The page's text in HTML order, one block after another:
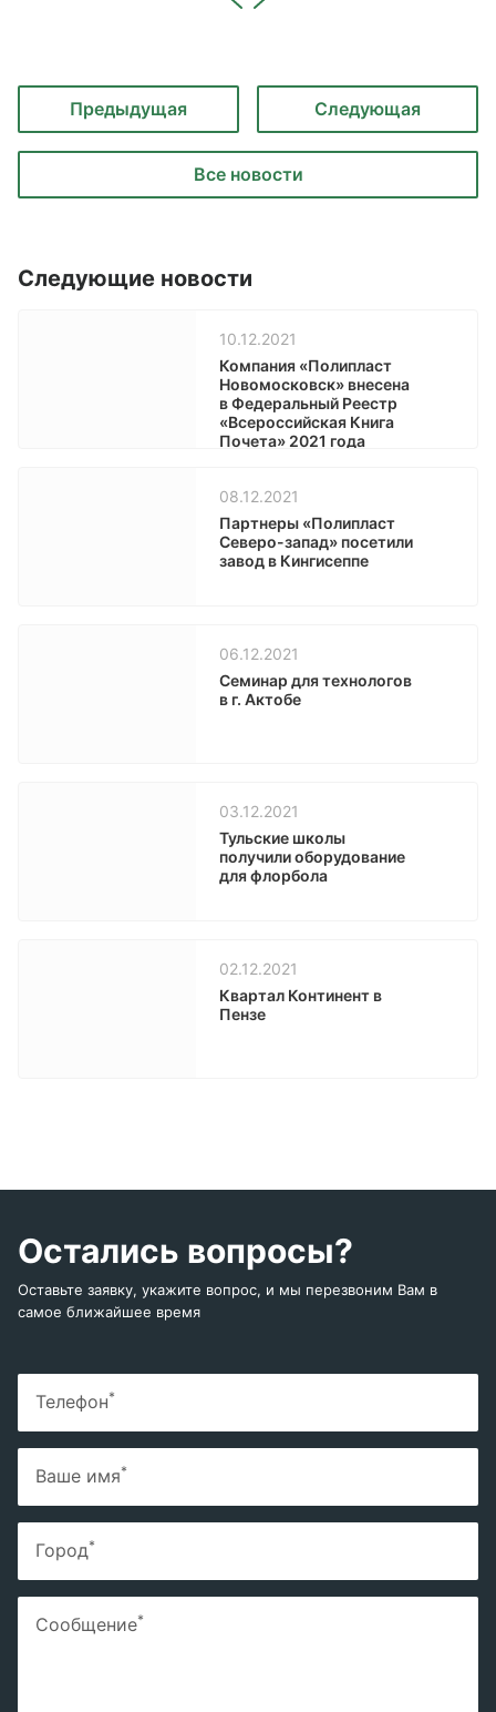
Предыдущая Следующая
Все новости
Следующие новости
10.12.2021
Компания «Полипласт
Новомосковск» внесена
в Федеральный Реестр
«Всероссийская Книга
Почета» 2021 года
08.12.2021
Партнеры «Полипласт
Северо-запад» посетили
завод в Кингисеппе
06.12.2021
Семинар для технологов
в г. Актобе
03.12.2021
Тульские школы
получили оборудование
для флорбола
02.12.2021
Квартал Континент в
Пензе
Остались вопросы?
Оставьте заявку, укажите вопрос, и мы перезвоним Вам в
самое ближайшее время
Телефон*
Ваше имя*
Город*
Сообщение*